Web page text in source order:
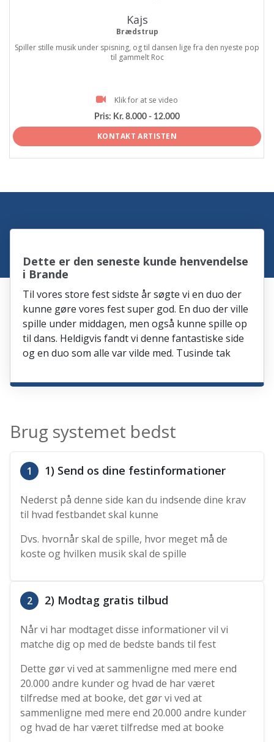
Kajs
Brædstrup
Spiller stille musik under spisning, og til dansen lige fra den nyeste pop
til gammelt Roc
Klik for at se video
Pris: Kr. 8.000 - 12.000
KONTAKT ARTISTEN
Dette er den seneste kunde henvendelse
i Brande
Til vores store fest sidste år søgte vi en duo der
kunne gøre vores fest super god. En duo der ville
spille under middagen, men også kunne spille op
til dans. Heldigvis fandt vi denne fantastiske side
og en duo som alle var vilde med. Tusinde tak
Brug systemet bedst
1 1) Send os dine festinformationer
Nederst på denne side kan du indsende dine krav
til hvad festbandet skal kunne
Dvs. hvornår skal de spille, hvor meget må de
koste og hvilken musik skal de spille
2 2) Modtag gratis tilbud
Når vi har modtaget disse informationer vil vi
matche dig op med de bedste bands til fest
Dette gør vi ved at sammenligne med mere end
20.000 andre kunder og hvad de har været
tilfredse med at booke, det gør vi ved at
sammenligne med mere end 20.000 andre kunder
og hvad de har været tilfredse med at booke